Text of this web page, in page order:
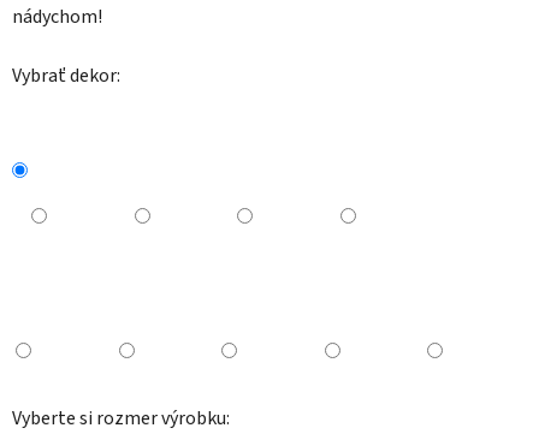
nádychom!
Vybrať dekor:
Vyberte si rozmer výrobku: